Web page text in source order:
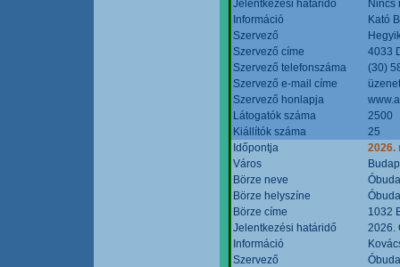
Jelentkezési határidő
Nincs
Információ
Kató
Szervező
Szervező címe
4033
Szervező telefonszáma
(30)
Szervező e-mail címe
Szervező honlapja
Látogatók száma
2500
Kiállítók száma
25
Időpontja
2026.
Város
Börze neve
Börze helyszíne
Börze címe
1032
Jelentkezési határidő
2026.
Információ
Szervező